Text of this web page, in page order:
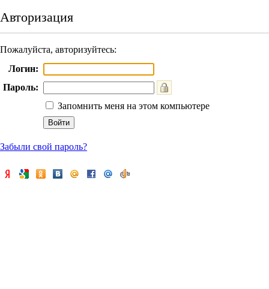
Авторизация
Пожалуйста, авторизуйтесь:
Логин:
Пароль:
Запомнить меня на этом компьютере
Забыли свой пароль?